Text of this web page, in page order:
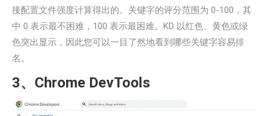
接配置文件强度计算得出的。关键字的评分范围为 0-100，其
中 0 表示最不困难，100 表示最困难。KD 以红色、黄色或绿
色突出显示，因此您可以一目了然地看到哪些关键字容易排
名。
3、Chrome DevTools